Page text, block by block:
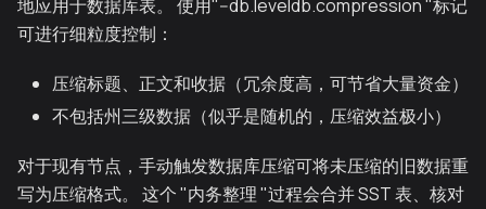
地应用于数据库表。 使用"--db.leveldb.compression "标记
可进行细粒度控制：
压缩标题、正文和收据（冗余度高，可节省大量资金）
不包括州三级数据（似乎是随机的，压缩效益极小）
对于现有节点，手动触发数据库压缩可将未压缩的旧数据重
写为压缩格式。 这个 "内务整理 "过程会合并 SST 表、核对